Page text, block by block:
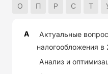
О П Р С Т
А
Актуальные
налогообложения в
Анализ и